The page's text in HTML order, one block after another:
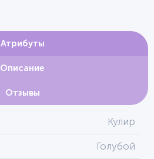
Атрибуты
Описание
Отзывы
Кулир
Голубой